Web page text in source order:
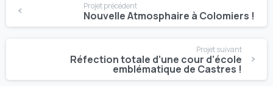
Projet précédent
Nouvelle Atmosphaire à Colomiers !
Projet suivant
Réfection totale d’une cour d’école
emblématique de Castres !